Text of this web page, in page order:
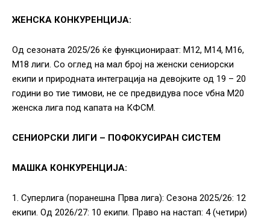
ЖЕНСКА КОНКУРЕНЦИЈА:
Од сезоната 2025/26 ќе функционираат: М12, М14, М16,
М18 лиги. Со оглед на мал број на женски сениорски
екипи и природната интеграција на девојките од 19 – 20
години во тие тимови, не се предвидува посе vбна М20
женска лига под капата на КФСМ.
СЕНИОРСКИ ЛИГИ – ПОФОКУСИРАН СИСТЕМ
МАШКА КОНКУРЕНЦИЈА:
1. Суперлига (поранешна Прва лига): Сезона 2025/26: 12
екипи. Од 2026/27: 10 екипи. Право на настап: 4 (четири)